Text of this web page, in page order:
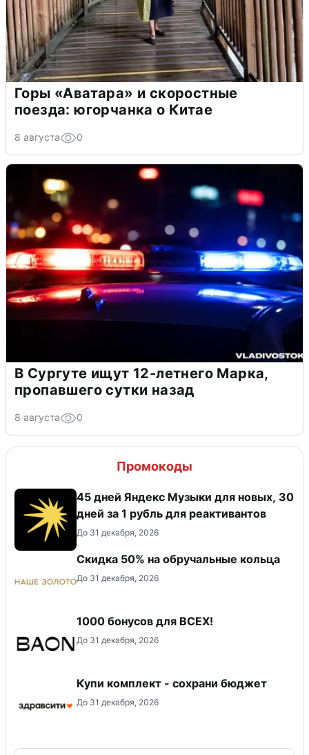
Горы «Аватара» и скоростные
поезда: югорчанка о Китае
8 августа 0
В Сургуте ищут 12-летнего Марка,
пропавшего сутки назад
8 августа 0
Промокоды
45 дней Яндекс Музыки для новых, 30
дней за 1 рубль для реактивантов
До 31 декабря, 2026
Скидка 50% на обручальные кольца
До 31 декабря, 2026
1000 бонусов для ВСЕХ!
До 31 декабря, 2026
Купи комплект - сохрани бюджет
До 31 декабря, 2026